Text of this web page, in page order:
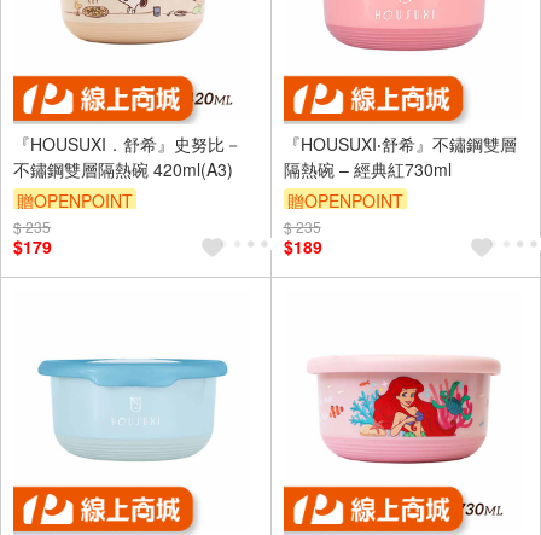
『HOUSUXI．舒希』史努比－
不鏽鋼雙層隔熱碗 420ml(A3)
贈OPENPOINT
$ 235
$179
『HOUSUXI‧舒希』不鏽鋼雙層
隔熱碗 – 經典紅730ml
贈OPENPOINT
$ 235
$189